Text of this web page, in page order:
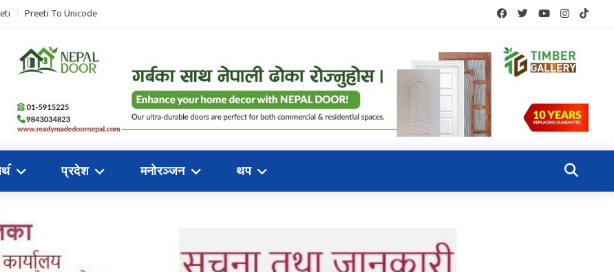
Preeti To Unicode
प्रदेश मनोरञ्जन थप